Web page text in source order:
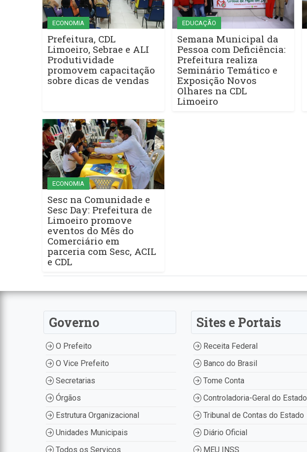
ECONOMIA
Prefeitura, CDL
Limoeiro, Sebrae e ALI
Produtividade
promovem capacitação
sobre dicas de vendas
EDUCAÇÃO
Semana Municipal da
Pessoa com Deficiência:
Prefeitura realiza
Seminário Temático e
Exposição Novos
Olhares na CDL
Limoeiro
ECONOMIA
Sesc na Comunidade e
Sesc Day: Prefeitura de
Limoeiro promove
eventos do Mês do
Comerciário em
parceria com Sesc, ACIL
e CDL
Governo
O Prefeito
O Vice Prefeito
Secretarias
Órgãos
Estrutura Organizacional
Unidades Municipais
Todos os Serviços
Sites e Portais
Receita Federal
Banco do Brasil
Tome Conta
Controladoria-Geral do Estado
Tribunal de Contas do Estado
Diário Oficial
MEU INSS